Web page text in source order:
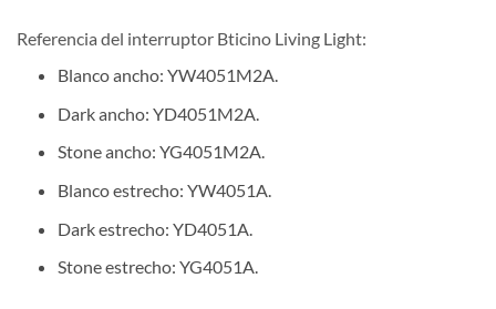
Referencia del interruptor Bticino Living Light:
Blanco ancho: YW4051M2A.
Dark ancho: YD4051M2A.
Stone ancho: YG4051M2A.
Blanco estrecho: YW4051A.
Dark estrecho: YD4051A.
Stone estrecho: YG4051A.